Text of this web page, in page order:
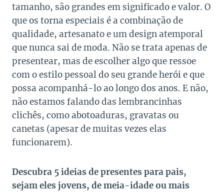
tamanho, são grandes em significado e valor. O
que os torna especiais é a combinação de
qualidade, artesanato e um design atemporal
que nunca sai de moda. Não se trata apenas de
presentear, mas de escolher algo que ressoe
com o estilo pessoal do seu grande herói e que
possa acompanhá-lo ao longo dos anos. E não,
não estamos falando das lembrancinhas
clichês, como abotoaduras, gravatas ou
canetas (apesar de muitas vezes elas
funcionarem).
Descubra 5 ideias de presentes para pais,
sejam eles jovens, de meia-idade ou mais